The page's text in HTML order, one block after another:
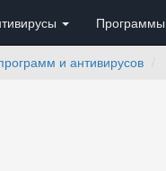
Программы
и антивирусов